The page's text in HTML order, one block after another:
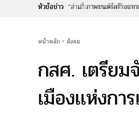
หัวข้อข่าว
เมื่อ “ความคิดสร้างสร
หน้าหลัก สังคม
กสศ. เตรีย
เมืองเเห่งกา